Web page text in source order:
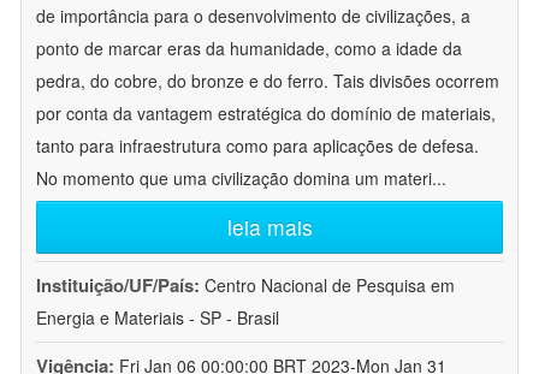
de importância para o desenvolvimento de civilizações, a
ponto de marcar eras da humanidade, como a idade da
pedra, do cobre, do bronze e do ferro. Tais divisões ocorrem
por conta da vantagem estratégica do domínio de materiais,
tanto para infraestrutura como para aplicações de defesa.
No momento que uma civilização domina um materi...
leia mais
Instituição/UF/País: Centro Nacional de Pesquisa em
Energia e Materiais - SP - Brasil
Vigência: Fri Jan 06 00:00:00 BRT 2023-Mon Jan 31